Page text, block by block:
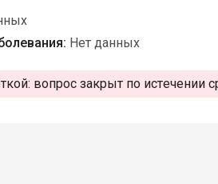
Нет данных
вопрос закрыт по истечении